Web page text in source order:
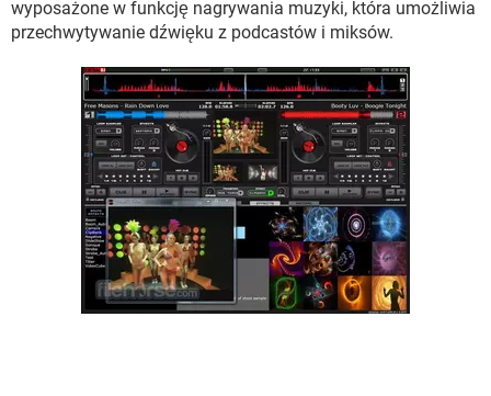
wyposażone w funkcję nagrywania muzyki, która umożliwia
przechwytywanie dźwięku z podcastów i miksów.